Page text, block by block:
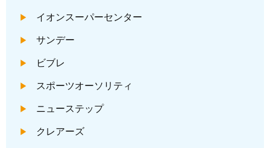
イオンスーパーセンター
サンデー
ビブレ
スポーツオーソリティ
ニューステップ
クレアーズ